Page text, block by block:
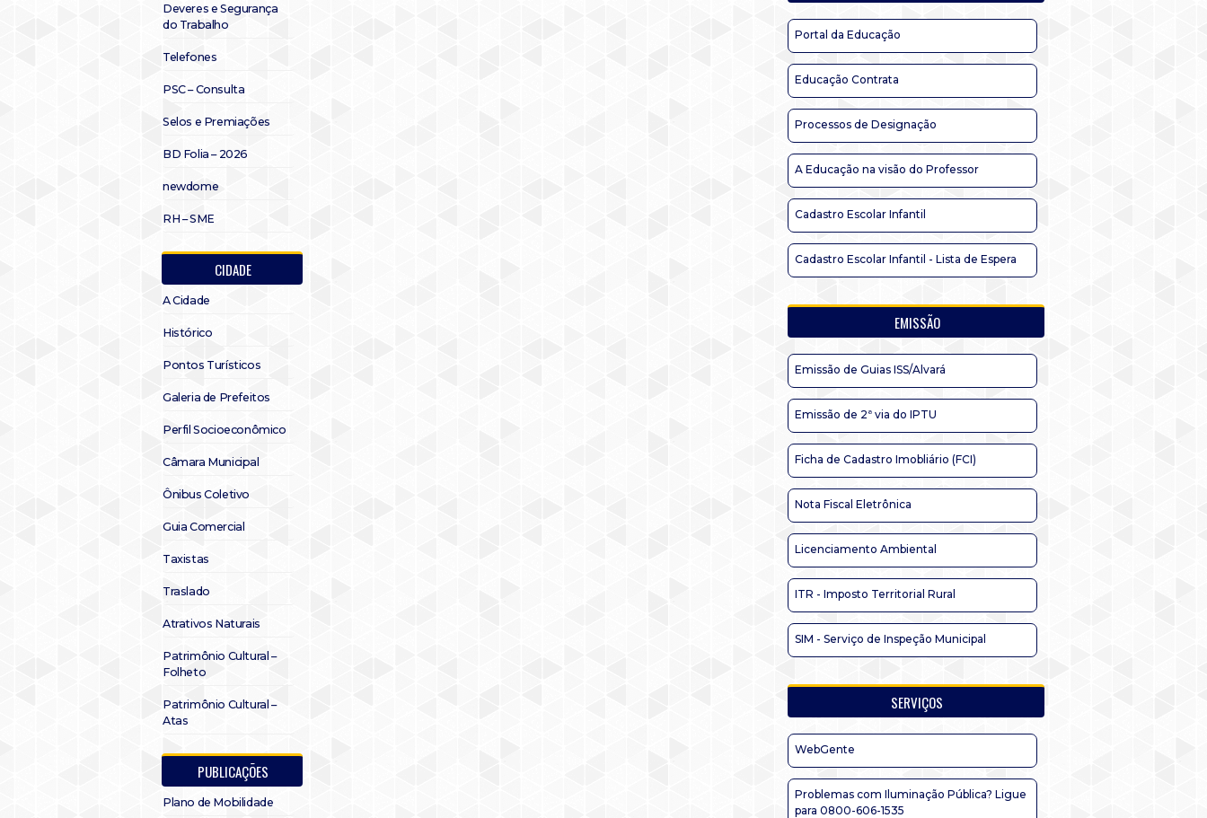
Deveres e Segurança
do Trabalho
Telefones
PSC – Consulta
Selos e Premiações
BD Folia – 2026
newdome
RH – SME
CIDADE
A Cidade
Histórico
Pontos Turísticos
Galeria de Prefeitos
Perfil Socioeconômico
Câmara Municipal
Ônibus Coletivo
Guia Comercial
Taxistas
Traslado
Atrativos Naturais
Patrimônio Cultural –
Folheto
Patrimônio Cultural –
Atas
PUBLICAÇÕES
Plano de Mobilidade
Portal da Educação
Educação Contrata
Processos de Designação
A Educação na visão do Professor
Cadastro Escolar Infantil
Cadastro Escolar Infantil - Lista de Espera
EMISSÃO
Emissão de Guias ISS/Alvará
Emissão de 2ª via do IPTU
Ficha de Cadastro Imobliário (FCI)
Nota Fiscal Eletrônica
Licenciamento Ambiental
ITR - Imposto Territorial Rural
SIM - Serviço de Inspeção Municipal
SERVIÇOS
WebGente
Problemas com Iluminação Pública? Ligue
para 0800-606-1535